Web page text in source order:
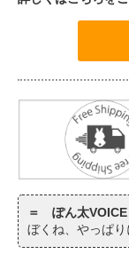
＝ ぽん太
ぼくね、やっぱ